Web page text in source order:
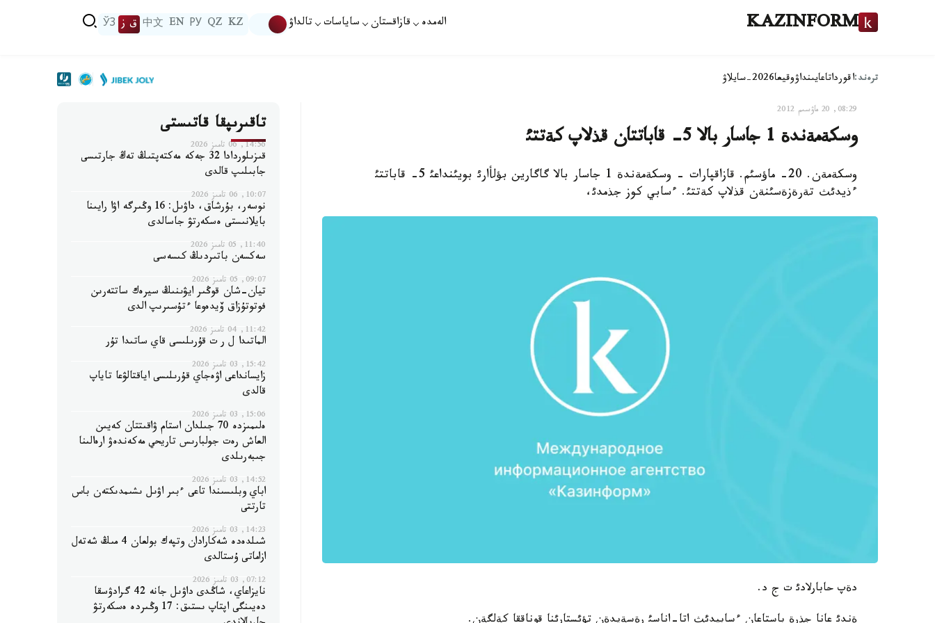
KAZINFORM الەمدە قازاقستان ساياسات تالداۋ KZ
QZ
РУ
EN
中文 ق ز ЎЗ
ترەند:اقورداتاعايىنداۋوقيعا2026-سايلاۋ
08:29, 20 ماۋسىم 2012
وسكةمةندة 1 جاسار بالا 5- قاباتتان قذلاپ كةتتئ
وسكةمةن. 20- ماؤسئم. قازاقپارات - وسكةمةندة 1 جاسار بالا گاگارين بؤلأارئ بويئنداعئ 5- قاباتتئ
ءذيدئث تةرةزةسئنةن قذلاپ كةتتئ. ءسابي كوز جذمدئ،
دةپ حابارلادئ ت ج د.
تاقىرىپقا قاتىستى
14:56, 06 تامىز 2026
قىزىلوردادا 32 جەكە مەكتەپتىڭ تەڭ جارتىسى
جابىلىپ قالدى
10:07, 06 تامىز 2026
نوسەر، بۇرشاق، داۋىل: 16 وڭىرگە اۋا رايىنا
بايلانىستى ەسكەرتۋ جاسالدى
11:40, 05 تامىز 2026
سەكسەن باتىردىڭ كىسەسى
09:07, 05 تامىز 2026
تيان-شان قوڭىر ايۋىنىڭ سيرەك ساتتەرىن
فوتوتۇزاق ۆيدەوعا ءتۇسىرىپ الدى
11:42, 04 تامىز 2026
الماتىدا ل ر ت قۇرىلىسى قاي ساتىدا تۇر
15:42, 03 تامىز 2026
زايسانداعى اۋەجاي قۇرىلىسى اياقتالۋعا تاياپ
قالدى
15:06, 03 تامىز 2026
ەلىمىزدە 70 جىلدان استام ۋاقىتتان كەيىن
العاش رەت جولبارىس تاريحي مەكەندەۋ ارەالىنا
جىبەرىلدى
14:52, 03 تامىز 2026
اباي وبلىسىندا تاعى ءبىر اۋىل ىشىمدىكتەن باس
تارتتى
14:23, 03 تامىز 2026
شىلدەدە شەكارادان وتپەك بولعان 4 مىڭ شەتەل
ازاماتى ۇستالدى
07:12, 03 تامىز 2026
نايزاعاي، شاڭدى داۋىل جانە 42 گرادۋسقا
دەيىنگى اپتاپ ىستىق: 17 وڭىردە ەسكەرتۋ